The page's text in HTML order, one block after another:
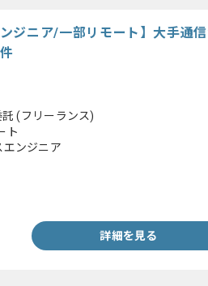
ジニア/一部リモート】大手通
託(フリーランス)
ト
ンジニア
詳細を見る